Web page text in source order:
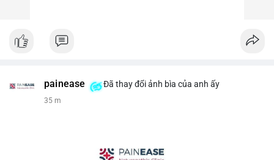
painease Đã thay đổi ảnh bìa của anh ấy
35 m